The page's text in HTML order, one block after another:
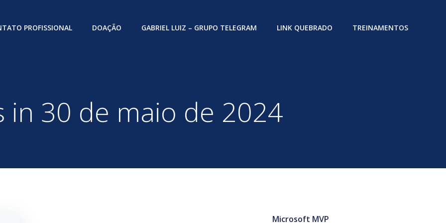
PROFISSIONAL DOAÇÃO GABRIEL LUIZ – GRUPO TELEGRAM LINK QUEBRADO TREINAMENTOS
in 30 de maio de 2024
Microsoft MVP